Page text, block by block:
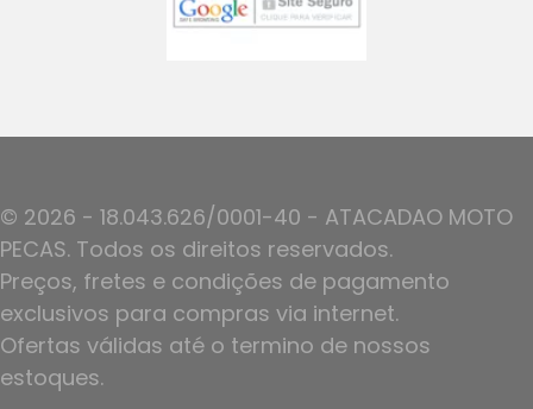
© 2026 - 18.043.626/0001-40 - ATACADAO MOTO
PECAS. Todos os direitos reservados.
Preços, fretes e condições de pagamento
exclusivos para compras via internet.
Ofertas válidas até o termino de nossos
estoques.